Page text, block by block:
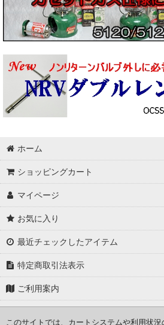
Optimus
ホーム
ショッピングカート
マイページ
お気に入り
最近チェックしたアイテム
特定商取引法表示
ご利用案内
このサイトでは、カートシステムや利用状